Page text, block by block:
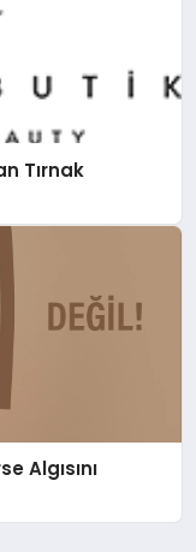
Tırnak
Algısını